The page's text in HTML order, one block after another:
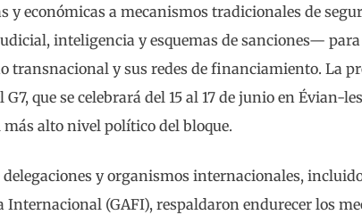
y económicas a mecanismos tradicionales de
inteligencia y esquemas de sanciones—
transnacional y sus redes de financiamiento. La
G7, que se celebrará del 15 al 17 de junio en Évian-
más alto nivel político del bloque.
delegaciones y organismos internacionales,
Internacional (GAFI), respaldaron endurecer los